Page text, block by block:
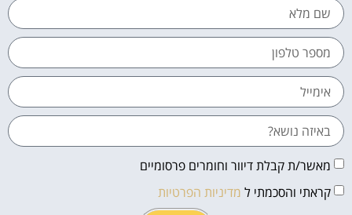
מאשר/ת קבלת דיוור וחומרים פרסומיים
קראתי והסכמתי ל מדיניות הפרטיות